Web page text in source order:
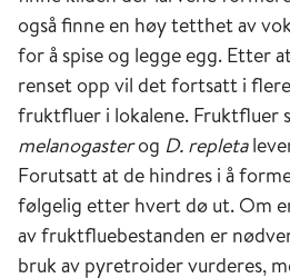
også finne en høy tetthet av
for å spise og legge egg. Etter
renset opp vil det fortsatt i
fruktfluer i lokalene. Fruktfluer
melanogasterog D. repleta
Forutsatt at de hindres i å
følgelig etter hvert dø ut. Om
av fruktfluebestanden er
bruk av pyretroider vurderes,